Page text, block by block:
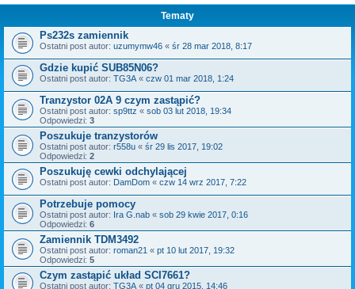
Tematy
Ps232s zamiennik
Ostatni post autor: uzumymw46 « śr 28 mar 2018, 8:17
Gdzie kupić SUB85N06?
Ostatni post autor: TG3A « czw 01 mar 2018, 1:24
Tranzystor 02A 9 czym zastąpić?
Ostatni post autor: sp9ttz « sob 03 lut 2018, 19:34
Odpowiedzi: 3
Poszukuje tranzystorów
Ostatni post autor: r558u « śr 29 lis 2017, 19:02
Odpowiedzi: 2
Poszukuję cewki odchylającej
Ostatni post autor: DamDom « czw 14 wrz 2017, 7:22
Potrzebuje pomocy
Ostatni post autor: Ira G.nab « sob 29 kwie 2017, 0:16
Odpowiedzi: 6
Zamiennik TDM3492
Ostatni post autor: roman21 « pt 10 lut 2017, 19:32
Odpowiedzi: 5
Czym zastąpić układ SCI7661?
Ostatni post autor: TG3A « pt 04 gru 2015, 14:46